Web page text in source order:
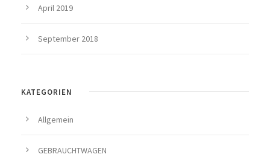
April 2019
September 2018
KATEGORIEN
Allgemein
GEBRAUCHTWAGEN